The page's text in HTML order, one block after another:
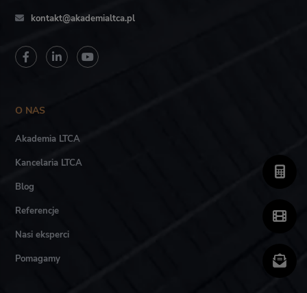
kontakt@akademialtca.pl
O NAS
Akademia LTCA
Kancelaria LTCA
Blog
Referencje
Nasi eksperci
Pomagamy